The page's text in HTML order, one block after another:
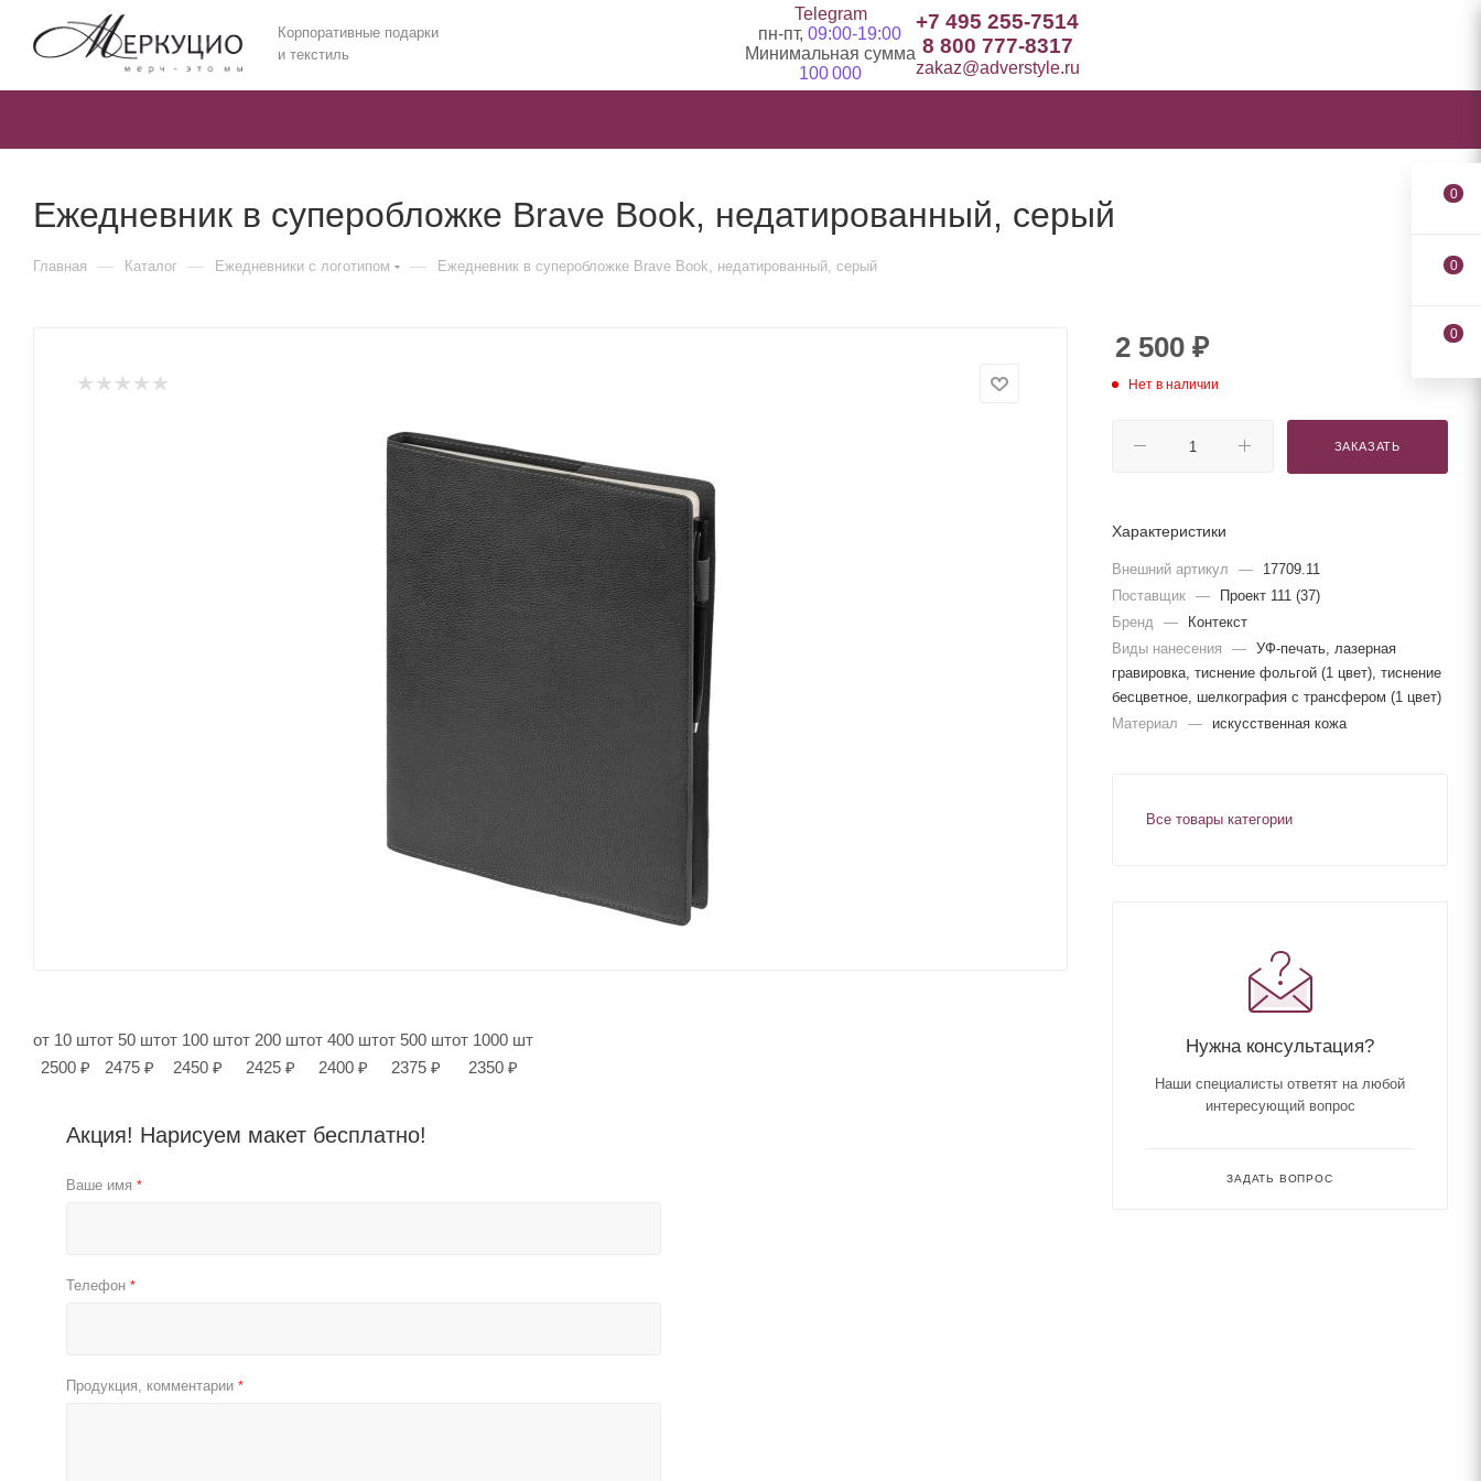
Корпоративные подарки
и текстиль
Telegram
пн-пт, 09:00-19:00
Минимальная сумма
100 000
+7 495 255-7514
8 800 777-8317
zakaz@adverstyle.ru
Ежедневник в суперобложке Brave Book, недатированный, серый
Главная — Каталог — Ежедневники c логотипом — Ежедневник в суперобложке Brave Book, недатированный, серый
от 10 шт
2500 ₽
от 50 шт
2475 ₽
от 100 шт
2450 ₽
от 200 шт
2425 ₽
от 400 шт
2400 ₽
от 500 шт
2375 ₽
от 1000 шт
2350 ₽
Акция! Нарисуем макет бесплатно!
Ваше имя *
Телефон *
Продукция, комментарии *
2 500 ₽
Нет в наличии
ЗАКАЗАТЬ
Характеристики
Внешний артикул —
17709.11
Поставщик —
Проект 111 (37)
Бренд
—
Контекст
Виды нанесения
— УФ-печать, лазерная
гравировка, тиснение фольгой (1 цвет), тиснение
бесцветное, шелкография с трансфером (1 цвет)
Материал
— искусственная кожа
Все товары категории
Нужна консультация?
Наши специалисты ответят на любой
интересующий вопрос
ЗАДАТЬ ВОПРОС
0
0
0